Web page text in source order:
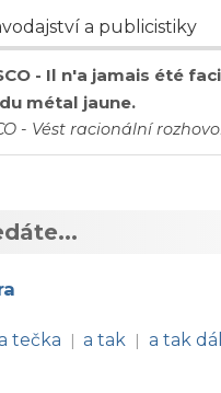
a publicistiky
- Il n'a jamais été
métal jaune.
- Vést racionální
tečka | a tak | a tak